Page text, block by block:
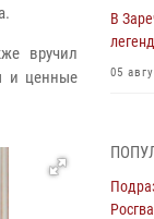
вручил
и ценные
В
05
с
05